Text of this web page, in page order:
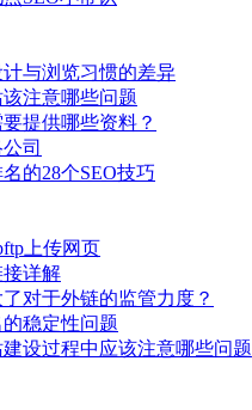
与浏览习惯的差异
注意哪些问题
提供哪些资料？
司
的28个SEO技巧
上传网页
接详解
对于外链的监管力度？
稳定性问题
设过程中应该注意哪些问题